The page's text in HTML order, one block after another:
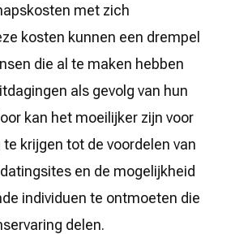
met zich
kosten kunnen een drempel
die al te maken hebben
als gevolg van hun
kan het moeilijker zijn voor
krijgen tot de voordelen van
en de mogelijkheid
individuen te ontmoeten die
delen.